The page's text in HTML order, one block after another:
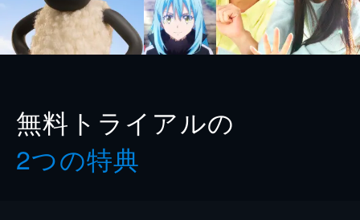
無料トライアルの
2つの特典